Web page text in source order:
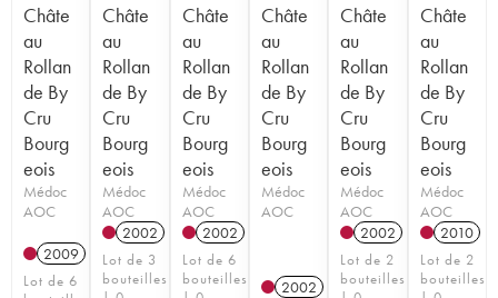
Châte
au
Rollan
de By
Cru
Bourg
eois
Médoc
AOC
2009
Lot de 6
Châte
au
Rollan
de By
Cru
Bourg
eois
Médoc
AOC
2002
Lot de 3
bouteilles
Châte
au
Rollan
de By
Cru
Bourg
eois
Médoc
AOC
2002
Lot de 6
bouteilles
Châte
au
Rollan
de By
Cru
Bourg
eois
Médoc
AOC
2002
Châte
au
Rollan
de By
Cru
Bourg
eois
Médoc
AOC
2002
Lot de 2
bouteilles
Châte
au
Rollan
de By
Cru
Bourg
eois
Médoc
AOC
2010
Lot de 2
bouteilles